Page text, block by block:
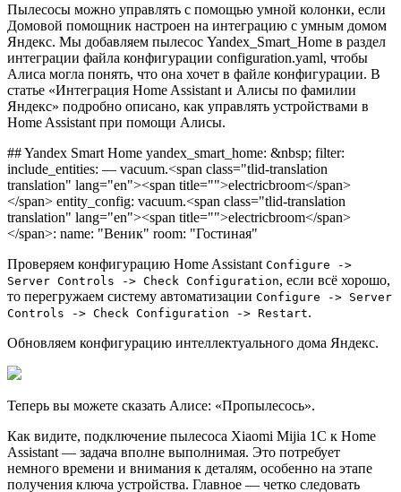
Пылесосы можно управлять с помощью умной колонки, если
Домовой помощник настроен на интеграцию с умным домом
Яндекс. Мы добавляем пылесос Yandex_Smart_Home в раздел
интеграции файла конфигурации configuration.yaml, чтобы
Алиса могла понять, что она хочет в файле конфигурации. В
статье «Интеграция Home Assistant и Алисы по фамилии
Яндекс» подробно описано, как управлять устройствами в
Home Assistant при помощи Алисы.
## Yandex Smart Home yandex_smart_home: &nbsp; filter:
include_entities: — vacuum.<span class="tlid-translation
translation" lang="en"><span title="">electricbroom</span>
</span> entity_config: vacuum.<span class="tlid-translation
translation" lang="en"><span title="">electricbroom</span>
</span>: name: "Веник" room: "Гостиная"
Проверяем конфигурацию Home Assistant Configure ->
Server Controls -> Check Configuration, если всё хорошо,
то перегружаем систему автоматизации Configure -> Server
Controls -> Check Configuration -> Restart.
Обновляем конфигурацию интеллектуального дома Яндекс.
Теперь вы можете сказать Алисе: «Пропылесось».
Как видите, подключение пылесоса Xiaomi Mijia 1C к Home
Assistant — задача вполне выполнимая. Это потребует
немного времени и внимания к деталям, особенно на этапе
получения ключа устройства. Главное — четко следовать